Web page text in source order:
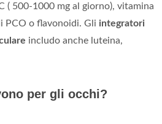
( 500-1000 mg al giorno), vitamina
PCO o flavonoidi. Gli integratori
includo anche luteina,
per gli occhi?